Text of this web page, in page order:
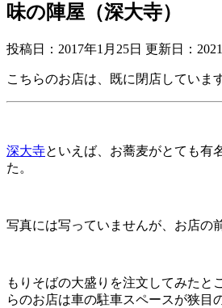
味の陣屋（深大寺）
投稿日：2017年1月25日 更新日：
こちらのお店は、既に閉店しています
深大寺といえば、お蕎麦がとても有
た。
写真には写っていませんが、お店の
もりそばの大盛りを注文してみたと
らのお店は車の駐車スペースが狭目